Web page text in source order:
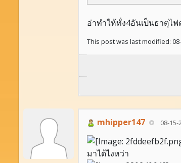
อ่าทำให้ทั่ง4อันเป็นธาตุไฟ
This post was last modified:
mhipper147 08-15-
มาได้ไงหว่า